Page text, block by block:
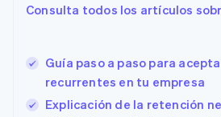
Consulta todos los artículos
Guía paso a paso para
recurrentes en tu empresa
Explicación de la retención
Eslovaquia
EnglishItaliano
España
Estados Unidos